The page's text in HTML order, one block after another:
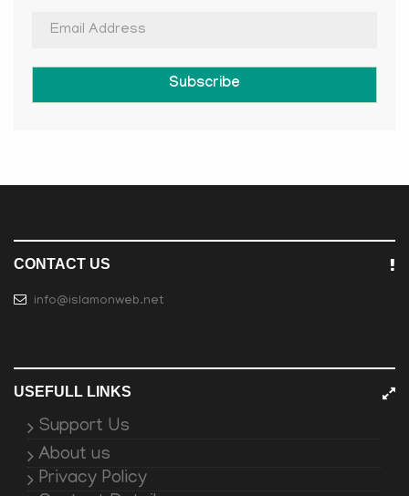
Subscribe
CONTACT US
info@islamonweb.net
USEFULL LINKS
Support Us
About us
Privacy Policy